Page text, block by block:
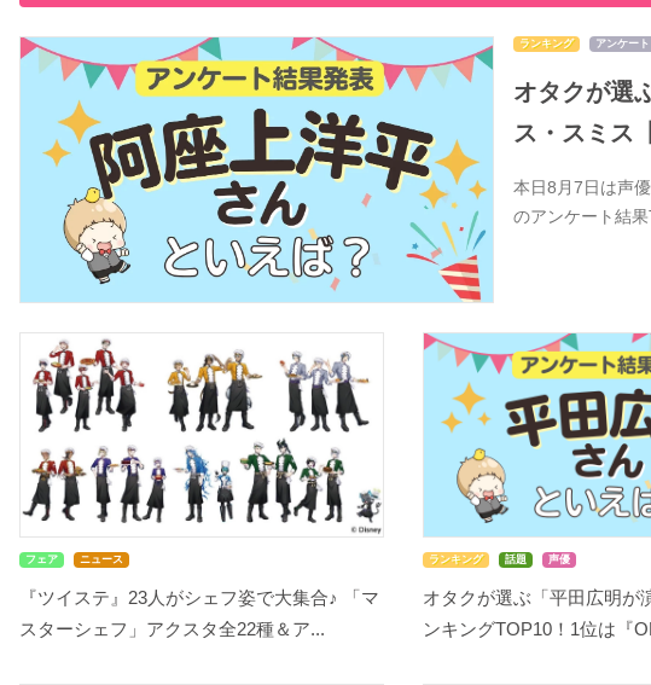
ランキング アンケート
オタクが選
ス・スミス
本日8月7日は声
のアンケート結
フェア ニュース
『ツイステ』23人がシェフ姿で大集合♪ 「マ
スターシェフ」アクスタ全22種＆ア...
ランキング 話題 声優
オタクが選ぶ「平田広明が
ンキングTOP10！1位は『